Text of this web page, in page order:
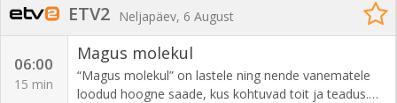
ETV2 Neljapäev, 6 August
06:00
15 min
Magus molekul
“Magus molekul” on lastele ning nende vanematele
loodud hoogne saade, kus kohtuvad toit ja teadus.